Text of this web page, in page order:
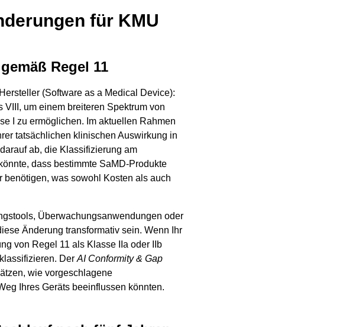
für KMU
Regel 11
(Software as a Medical Device):
um einem breiteren Spektrum von
I zu ermöglichen. Im aktuellen Rahmen
tatsächlichen klinischen Auswirkung in
ab, die Klassifizierung am
dass bestimmte SaMD-Produkte
was sowohl Kosten als auch
Überwachungsanwendungen oder
Änderung transformativ sein. Wenn Ihr
von Regel 11 als Klasse IIa oder IIb
Der AI Conformity & Gap
wie vorgeschlagene
Ihres Geräts beeinflussen könnten.